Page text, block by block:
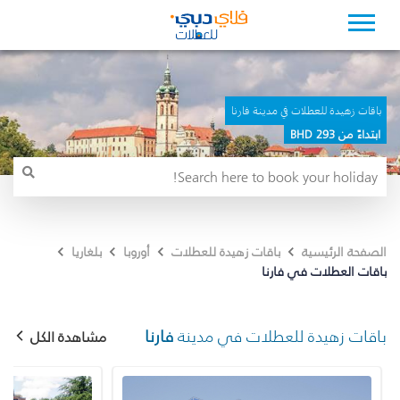
باقات زهيدة للعطلات في مدينة فارنا
ابتداءً من 293 BHD
الصفحة الرئيسية باقات زهيدة للعطلات أوروبا
بلغاريا
باقات العطلات في فارنا
باقات زهيدة للعطلات في مدينةفارنا مشاهدة الكل